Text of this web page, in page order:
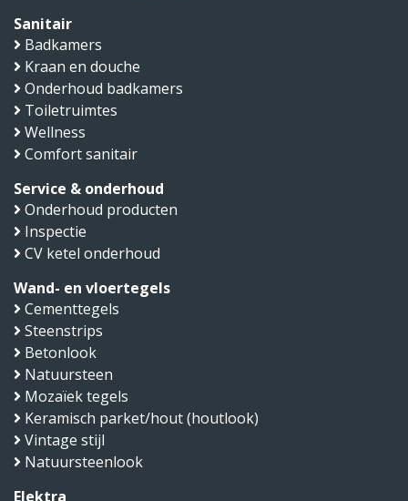
Sanitair
Badkamers
Kraan en douche
Onderhoud badkamers
Toiletruimtes
Wellness
Comfort sanitair
Service & onderhoud
Onderhoud producten
Inspectie
CV ketel onderhoud
Wand- en vloertegels
Cementtegels
Steenstrips
Betonlook
Natuursteen
Mozaïek tegels
Keramisch parket/hout (houtlook)
Vintage stijl
Natuursteenlook
Elektra